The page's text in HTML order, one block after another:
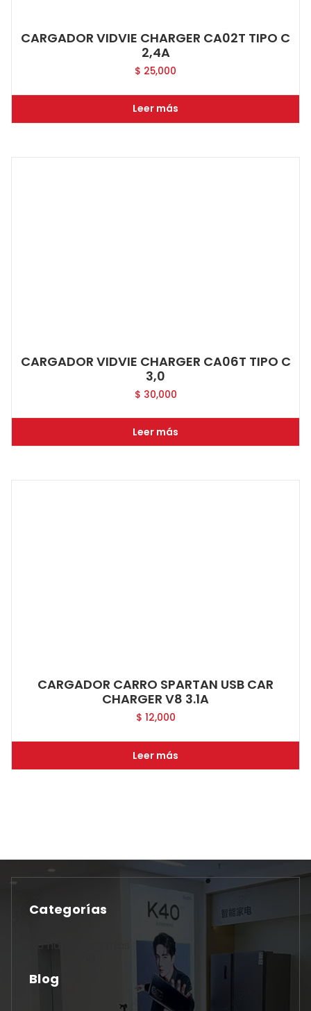
CARGADOR VIDVIE CHARGER CA02T TIPO C
2,4A
$ 25,000
Leer más
CARGADOR VIDVIE CHARGER CA06T TIPO C
3,0
$ 30,000
Leer más
CARGADOR CARRO SPARTAN USB CAR
CHARGER V8 3.1A
$ 12,000
Leer más
Categorías
No hay categorías
Blog